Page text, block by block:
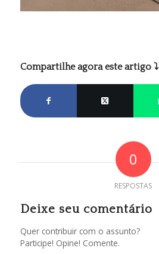
Compartilhe agora este artigo ⤵
0
RESPOSTAS
Deixe seu comentário
Quer contribuir com o assunto?
Participe! Opine! Comente.